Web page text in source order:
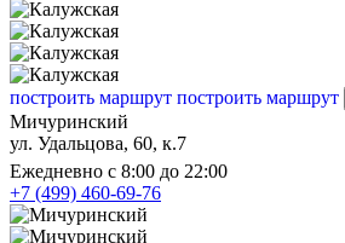
построить маршрут построить маршрут
Мичуринский
ул. Удальцова, 60, к.7
Ежедневно с 8:00 до 22:00
+7 (499) 460-69-76